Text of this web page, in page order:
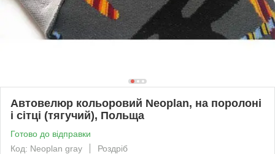
Автовелюр кольоровий Neoplan, на поролоні
і сітці (тягучий), Польща
Готово до відправки
Код: Neoplan gray
Роздріб